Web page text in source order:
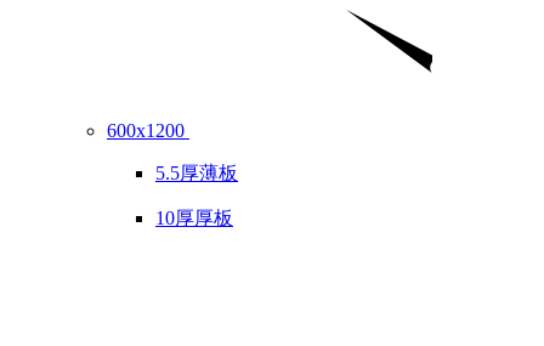
600x1200
5.5厚薄板
10厚厚板